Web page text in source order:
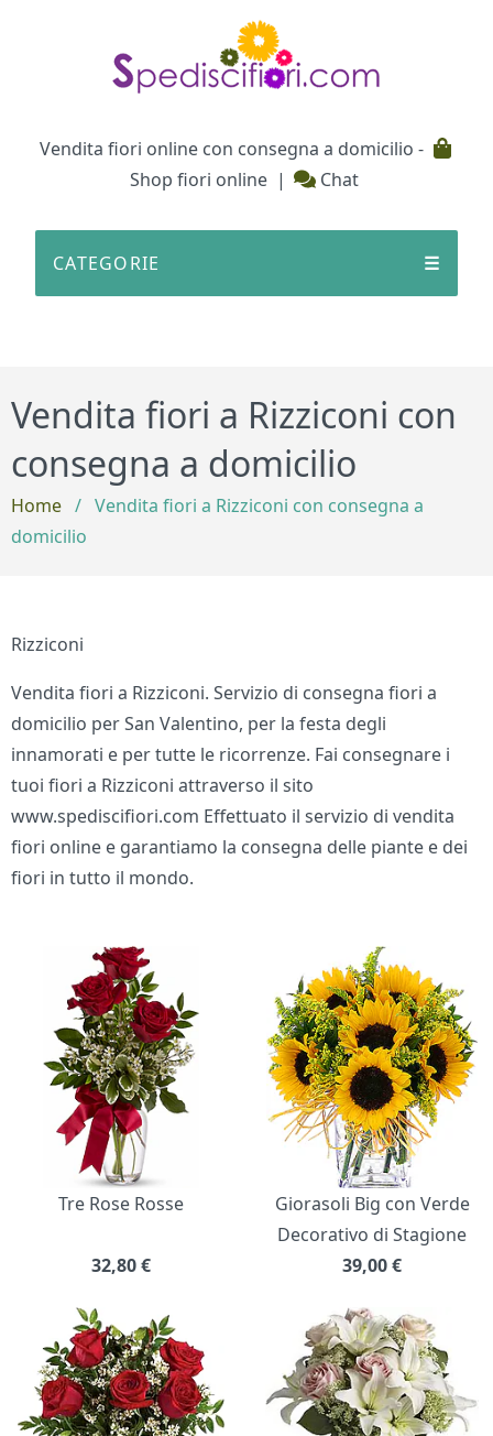
Vendita fiori online con consegna a domicilio -
Shop fiori online | Chat
CATEGORIE ☰
Vendita fiori a Rizziconi con
consegna a domicilio
Home / Vendita fiori a Rizziconi con consegna a
domicilio
Rizziconi
Vendita fiori a Rizziconi. Servizio di consegna fiori a
domicilio per San Valentino, per la festa degli
innamorati e per tutte le ricorrenze. Fai consegnare i
tuoi fiori a Rizziconi attraverso il sito
www.spediscifiori.com Effettuato il servizio di vendita
fiori online e garantiamo la consegna delle piante e dei
fiori in tutto il mondo.
Bouquet di fiori
Tre Rose Rosse
32,80€
Giorasoli Big con Verde
Decorativo di Stagione
39,00€